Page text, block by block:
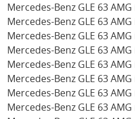
Mercedes-Benz GLE 63
Mercedes-Benz GLE 63
Mercedes-Benz GLE 63
Mercedes-Benz GLE 63
Mercedes-Benz GLE 63
Mercedes-Benz GLE 63
Mercedes-Benz GLE 63
Mercedes-Benz GLE 63